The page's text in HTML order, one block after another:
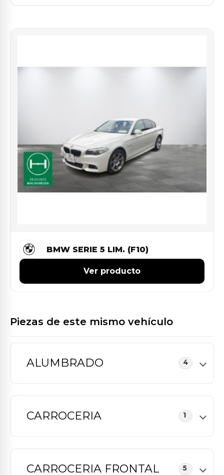
BMW SERIE 5 LIM. (F10)
Ver producto
Piezas de este mismo vehículo
ALUMBRADO 4
CARROCERIA 1
CARROCERIA FRONTAL 5